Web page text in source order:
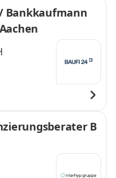
Bankkaufmann
B